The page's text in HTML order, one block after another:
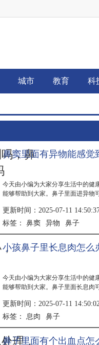
城市 教育 科
鼻窦里面有异物能感觉
今天由小编为大家分享生活中的健
能够帮助到大家。鼻子里面进异物
医治疗。...
更新时间：2025-07-11
标签： 鼻窦 异物 鼻子
小孩鼻子里长息肉怎么
今天由小编为大家分享生活中的健
能够帮助到大家。鼻子里面长息肉
嗅觉减...
更新时间：2025-07-11
标签： 息肉 鼻子
鼻子里面有个出血点怎